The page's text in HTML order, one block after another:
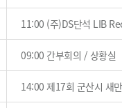
11:00 (주)DS단석 LIB
09:00 간부회의 / 상황실
14:00 제17회 군산시 새